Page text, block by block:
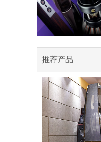
推荐产品